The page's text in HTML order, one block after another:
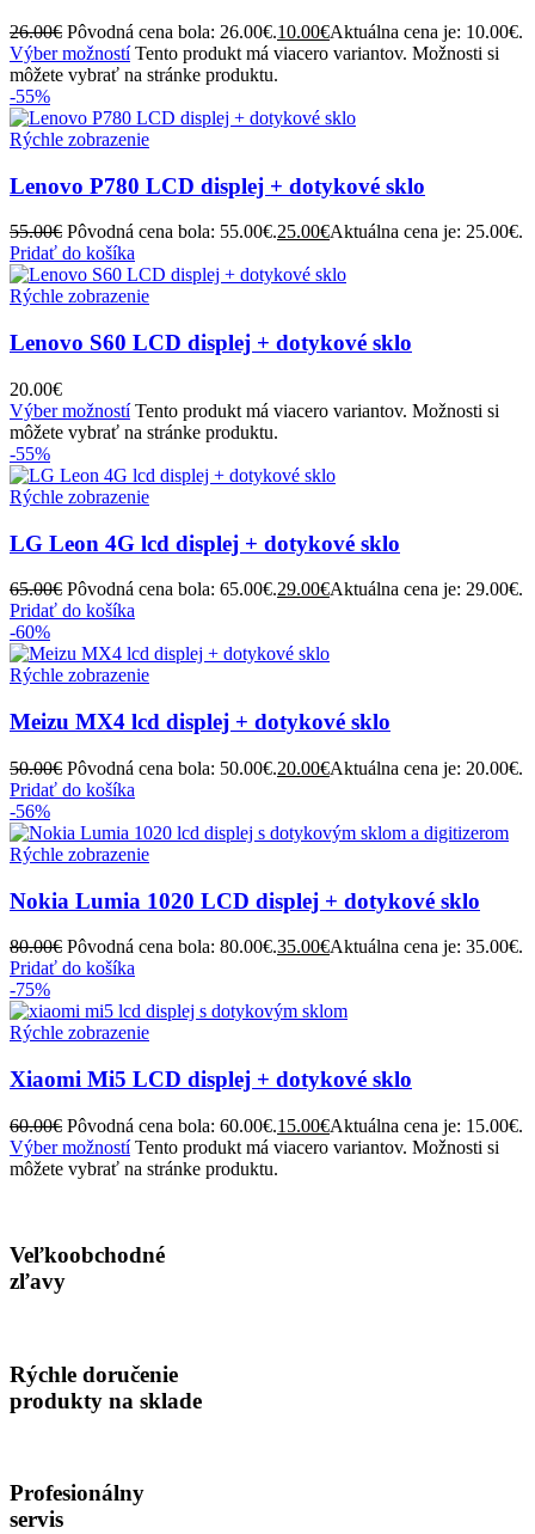
26.00€ Pôvodná cena bola: 26.00€.10.00€Aktuálna cena je: 10.00€.
Výber možností Tento produkt má viacero variantov. Možnosti si
môžete vybrať na stránke produktu.
-55%
Rýchle zobrazenie
Lenovo P780 LCD displej + dotykové sklo
55.00€ Pôvodná cena bola: 55.00€.25.00€Aktuálna cena je: 25.00€.
Pridať do košíka
Rýchle zobrazenie
Lenovo S60 LCD displej + dotykové sklo
20.00€
Výber možností Tento produkt má viacero variantov. Možnosti si
môžete vybrať na stránke produktu.
-55%
Rýchle zobrazenie
LG Leon 4G lcd displej + dotykové sklo
65.00€ Pôvodná cena bola: 65.00€.29.00€Aktuálna cena je: 29.00€.
Pridať do košíka
-60%
Rýchle zobrazenie
Meizu MX4 lcd displej + dotykové sklo
50.00€ Pôvodná cena bola: 50.00€.20.00€Aktuálna cena je: 20.00€.
Pridať do košíka
-56%
Rýchle zobrazenie
Nokia Lumia 1020 LCD displej + dotykové sklo
80.00€ Pôvodná cena bola: 80.00€.35.00€Aktuálna cena je: 35.00€.
Pridať do košíka
-75%
Rýchle zobrazenie
Xiaomi Mi5 LCD displej + dotykové sklo
60.00€ Pôvodná cena bola: 60.00€.15.00€Aktuálna cena je: 15.00€.
Výber možností Tento produkt má viacero variantov. Možnosti si
môžete vybrať na stránke produktu.
Veľkoobchodné
zľavy
Rýchle doručenie
produkty na sklade
Profesionálny
servis